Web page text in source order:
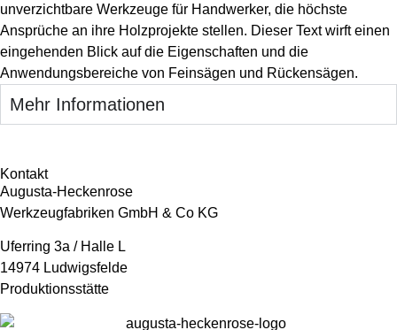
unverzichtbare Werkzeuge für Handwerker, die höchste
Ansprüche an ihre Holzprojekte stellen. Dieser Text wirft einen
eingehenden Blick auf die Eigenschaften und die
Anwendungsbereiche von Feinsägen und Rückensägen.
Mehr Informationen
Kontakt
Augusta-Heckenrose
Werkzeugfabriken GmbH & Co KG
Uferring 3a / Halle L
14974 Ludwigsfelde
Produktionsstätte